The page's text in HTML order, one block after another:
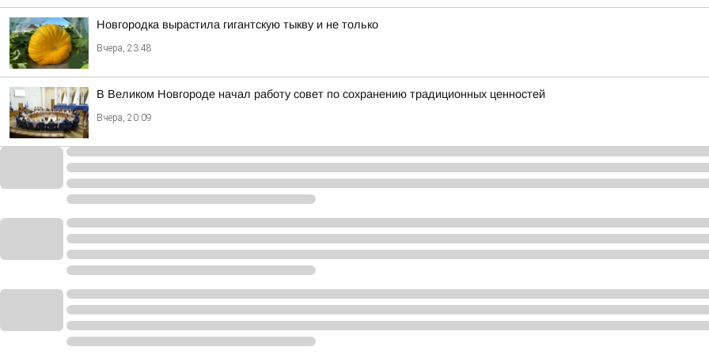
Новгородка вырастила гигантскую тыкву и не только
Вчера, 23:48
В Великом Новгороде начал работу совет по сохранению традиционных ценностей
Вчера, 20:09